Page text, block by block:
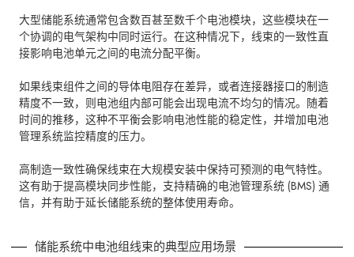
大型储能系统通常包含数百甚至数千个电池模块，这些模块在一
个协调的电气架构中同时运行。在这种情况下，线束的一致性直
接影响电池单元之间的电流分配平衡。
如果线束组件之间的导体电阻存在差异，或者连接器接口的制造
精度不一致，则电池组内部可能会出现电流不均匀的情况。随着
时间的推移，这种不平衡会影响电池性能的稳定性，并增加电池
管理系统监控精度的压力。
高制造一致性确保线束在大规模安装中保持可预测的电气特性。
这有助于提高模块同步性能，支持精确的电池管理系统 (BMS) 通
信，并有助于延长储能系统的整体使用寿命。
储能系统中电池组线束的典型应用场景